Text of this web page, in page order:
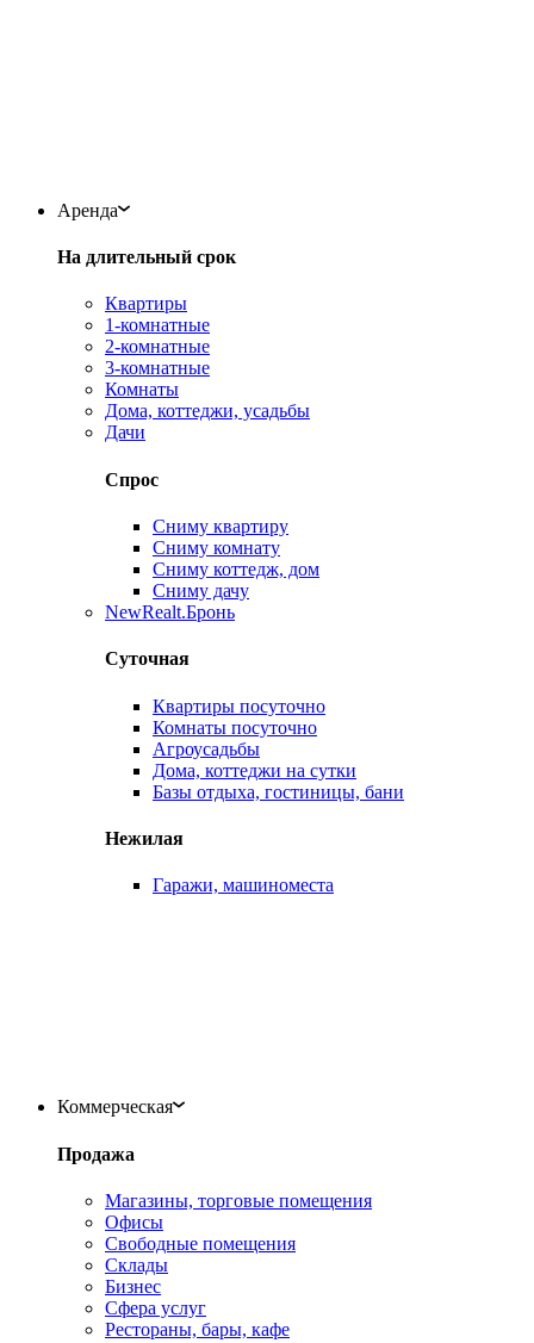
Аренда
На длительный срок
Квартиры
1-комнатные
2-комнатные
3-комнатные
Комнаты
Дома, коттеджи, усадьбы
Дачи
Спрос
Сниму квартиру
Сниму комнату
Сниму коттедж, дом
Сниму дачу
NewRealt.Бронь
Суточная
Квартиры посуточно
Комнаты посуточно
Агроусадьбы
Дома, коттеджи на сутки
Базы отдыха, гостиницы, бани
Нежилая
Гаражи, машиноместа
Коммерческая
Продажа
Магазины, торговые помещения
Офисы
Свободные помещения
Склады
Бизнес
Сфера услуг
Рестораны, бары, кафе